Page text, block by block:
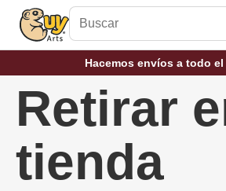
Hacemos envíos a todo el
Retirar
tienda